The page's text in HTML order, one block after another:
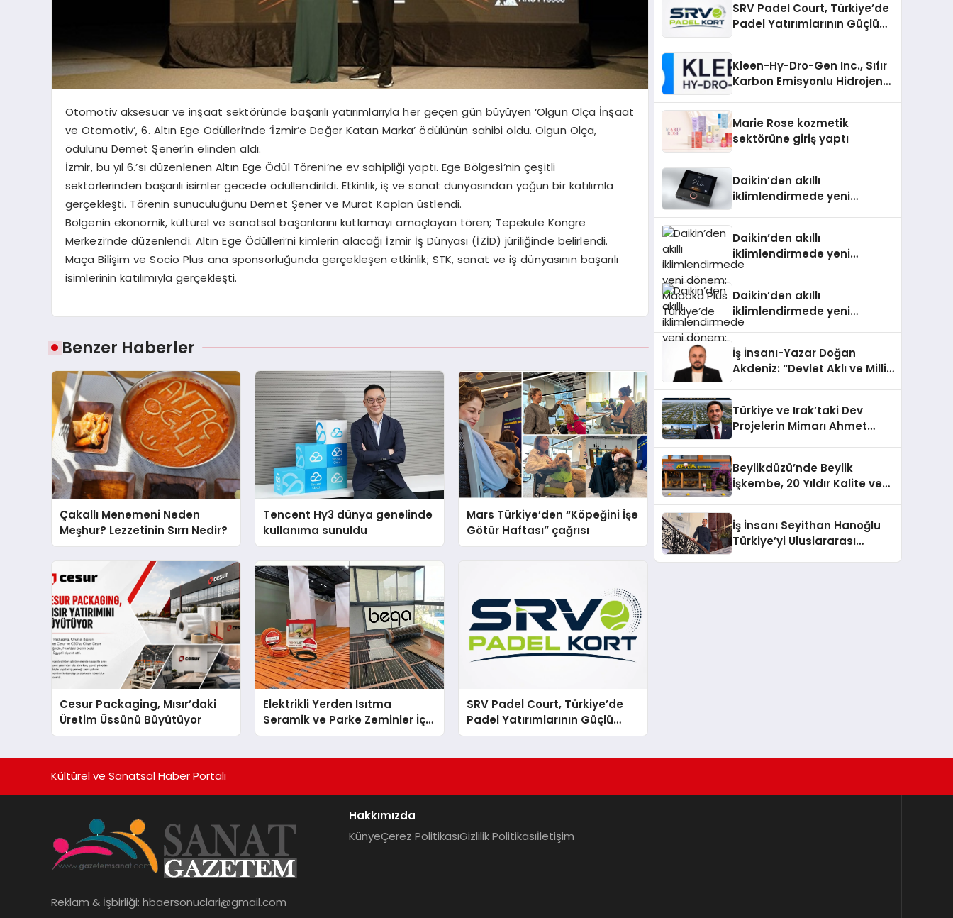
Otomotiv aksesuar ve inşaat sektöründe başarılı yatırımlarıyla her geçen gün büyüyen ‘Olgun Olça İnşaat
ve Otomotiv’, 6. Altın Ege Ödülleri’nde ‘İzmir’e Değer Katan Marka’ ödülünün sahibi oldu. Olgun Olça,
ödülünü Demet Şener’in elinden aldı.
İzmir, bu yıl 6.’sı düzenlenen Altın Ege Ödül Töreni’ne ev sahipliği yaptı. Ege Bölgesi’nin çeşitli
sektörlerinden başarılı isimler gecede ödüllendirildi. Etkinlik, iş ve sanat dünyasından yoğun bir katılımla
gerçekleşti. Törenin sunuculuğunu Demet Şener ve Murat Kaplan üstlendi.
Bölgenin ekonomik, kültürel ve sanatsal başarılarını kutlamayı amaçlayan tören; Tepekule Kongre
Merkezi’nde düzenlendi. Altın Ege Ödülleri’ni kimlerin alacağı İzmir İş Dünyası (İZİD) jüriliğinde belirlendi.
Maça Bilişim ve Socio Plus ana sponsorluğunda gerçekleşen etkinlik; STK, sanat ve iş dünyasının başarılı
isimlerinin katılımıyla gerçekleşti.
Benzer Haberler
Çakallı Menemeni Neden
Meşhur? Lezzetinin Sırrı Nedir?
Tencent Hy3 dünya genelinde
kullanıma sunuldu
Mars Türkiye’den “Köpeğini İşe
Götür Haftası” çağrısı
Cesur Packaging, Mısır’daki
Üretim Üssünü Büyütüyor
Elektrikli Yerden Isıtma
Seramik ve Parke Zeminler İçin
En Verimli Çözümler
SRV Padel Court, Türkiye’de
Padel Yatırımlarının Güçlü
Markası Olmayı Sürdürüyor
SRV Padel Court, Türkiye’de
Padel Yatırımlarının Güçlü
Kleen-Hy-Dro-Gen Inc., Sıfır
Karbon Emisyonlu Hidrojen
Aldı
Marie Rose kozmetik
sektörüne giriş yaptı
Daikin’den akıllı
iklimlendirmede yeni
Daikin’den akıllı
iklimlendirmede yeni
dönem: Madoka Plus
Daikin’den akıllı
iklimlendirmede yeni
dönem: Madoka Plus
İş İnsanı-Yazar Doğan
Akdeniz: “Devlet Aklı ve Milli
Türkiye ve Irak’taki Dev
Projelerin Mimarı Ahmet
Holding Industrial City”
Projesini Hayata Geçirecek
Beylikdüzü’nde Beylik
İşkembe, 20 Yıldır Kalite ve
İş İnsanı Seyithan Hanoğlu
Türkiye’yi Uluslararası
Kültürel ve Sanatsal Haber Portalı
Reklam & İşbirliği: hbaersonuclari@gmail.com
Hakkımızda
KünyeÇerez PolitikasıGizlilik Politikasıİletişim